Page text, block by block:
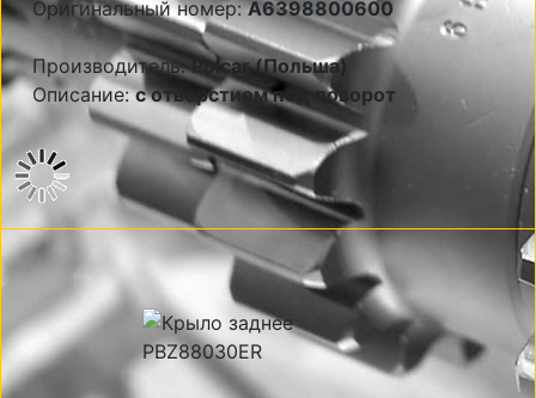
Оригинальный номер:A6398800600
Производитель:Polcar (Польша)
Описание:с отверстием под поворот